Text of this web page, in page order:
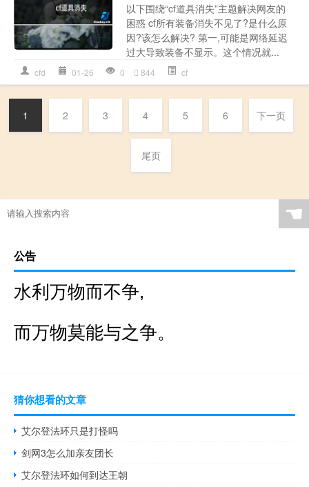
以下围绕“cf道具消失”主题解决网友的
困惑 cf所有装备消失不见了?是什么原
因?该怎么解决? 第一,可能是网络延迟
过大导致装备不显示。这个情况就...
cfd 01-26 0 844 cf
1 2 3 4 5 6 下一页
尾页
☚
公告
水利万物而不争,
而万物莫能与之争。
猜你想看的文章
艾尔登法环只是打怪吗
剑网3怎么加亲友团长
艾尔登法环如何到达王朝